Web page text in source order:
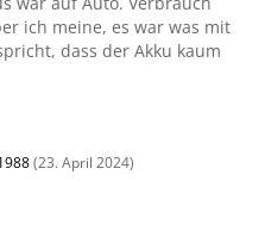
bemerkt. Wenn du
schnell leer, weil der
arbeitet. Dann steht rasch
rekuperiert er stärker,
die Rekuperation. Und
ich meine, es war was mit
dass der Akku kaum
(23. April 2024)